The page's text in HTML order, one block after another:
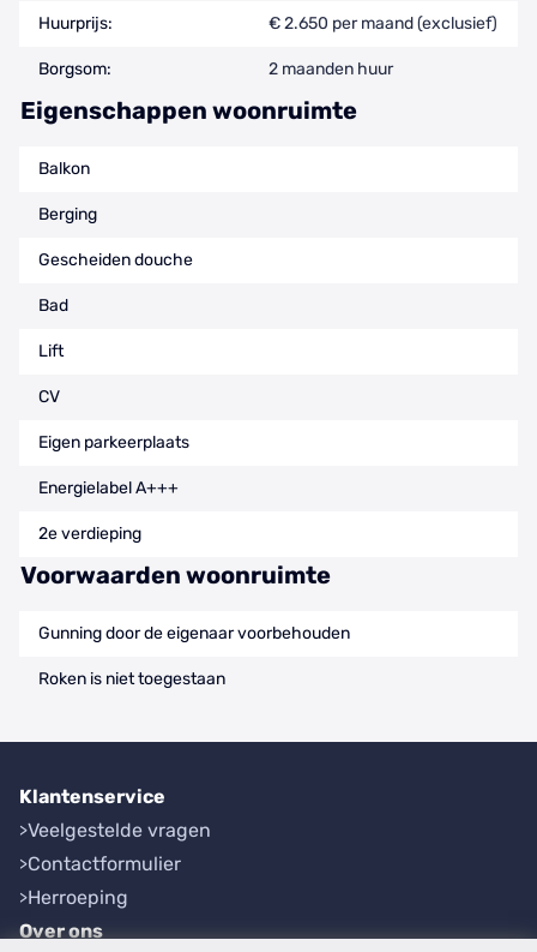
Huurprijs: € 2.650 per maand (exclusief)
Borgsom: 2 maanden huur
Eigenschappen woonruimte
Balkon
Berging
Gescheiden douche
Bad
Lift
CV
Eigen parkeerplaats
Energielabel A+++
2e verdieping
Voorwaarden woonruimte
Gunning door de eigenaar voorbehouden
Roken is niet toegestaan
Klantenservice
Veelgestelde vragen
Contactformulier
Herroeping
Over ons